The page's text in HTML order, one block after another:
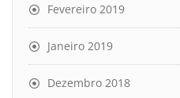
Fevereiro 2019
Janeiro 2019
Dezembro 2018